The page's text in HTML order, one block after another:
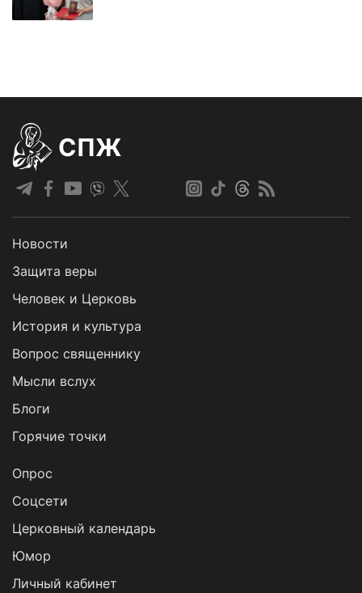
СПЖ
Новости
Защита веры
Человек и Церковь
История и культура
Вопрос священнику
Мысли вслух
Блоги
Горячие точки
Опрос
Cоцсети
Церковный календарь
Юмор
Личный кабинет